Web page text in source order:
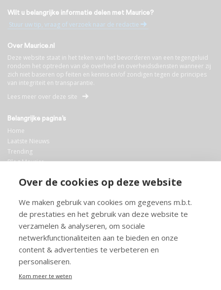
Over de cookies op deze website
We maken gebruik van cookies om gegevens m.b.t.
de prestaties en het gebruik van deze website te
verzamelen & analyseren, om sociale
netwerkfunctionaliteiten aan te bieden en onze
content & advertenties te verbeteren en
personaliseren.
Kom meer te weten
Wilt u belangrijke informatie delen met Maurice?
Stuur uw tip, vraag of verzoek naar de redactie
Over Maurice.nl
Deze website staat in het teken van het bevorderen van een tegengeluid
rondom het optreden van de overheid en overheidsdiensten wanneer zij
zich niet baseren op feiten en kennis en/of zondigen tegen de principes
van integriteit en transparantie.
Lees meer over deze site
Belangrijke pagina’s
Home
Laatste Nieuws
Trending
Blog Maurice
Bibliotheek
Info en service
FAQ
Doneren
Privacy
Voorwaarden
Meedoen